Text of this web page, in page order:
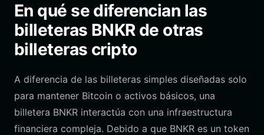
En qué se diferencian las
billeteras BNKR de otras
billeteras cripto
A diferencia de las billeteras simples diseñadas solo
para mantener Bitcoin o activos básicos, una
billetera BNKR interactúa con una infraestructura
financiera compleja. Debido a que BNKR es un token